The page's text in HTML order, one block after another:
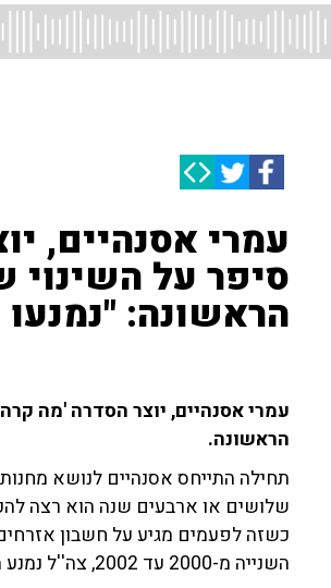
עמרי אסנהיים,
סיפר על
הראשונה:
עמרי אסנהיים, יוצר הסדרה 'מה
הראשונה.
תחילה התייחס אסנהיים לנושא
שלושים או ארבעים שנה הוא רצה
כשזה לפעמים מגיע על חשבון
השנייה מ-2000 עד 2002, צה''ל נמנע מלהיכנס למחנות הפליטים, למרות שנרצחים פה מאות ישראלים".